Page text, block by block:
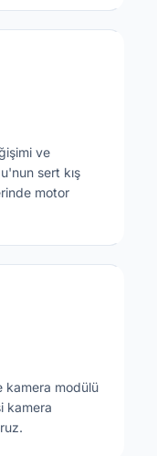
ve
sert kış
motor
kamera modülü
kamera